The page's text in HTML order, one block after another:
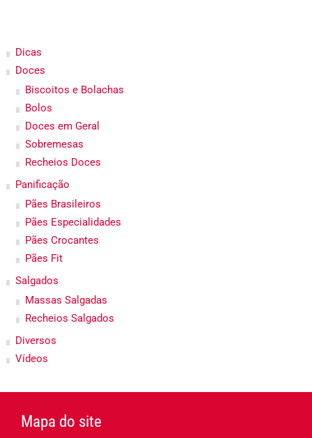
Dicas
Doces
Biscoitos e Bolachas
Bolos
Doces em Geral
Sobremesas
Recheios Doces
Panificação
Pães Brasileiros
Pães Especialidades
Pães Crocantes
Pães Fit
Salgados
Massas Salgadas
Recheios Salgados
Diversos
Vídeos
Mapa do site